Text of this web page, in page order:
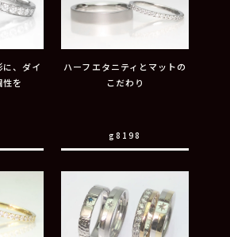
、ダイ
を
ハーフエタニティとマットの
こだわり
g8198